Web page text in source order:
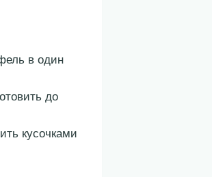
в один
до
кусочками